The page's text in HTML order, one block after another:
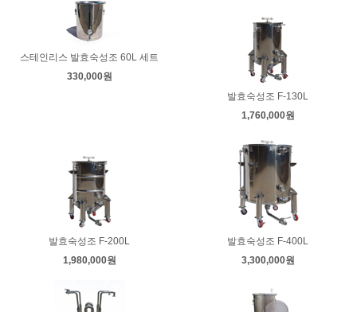
스테인리스 발효숙성조 60L 세트
330,000원
발효숙성조 F-130L
1,760,000원
발효숙성조 F-200L
1,980,000원
발효숙성조 F-400L
3,300,000원